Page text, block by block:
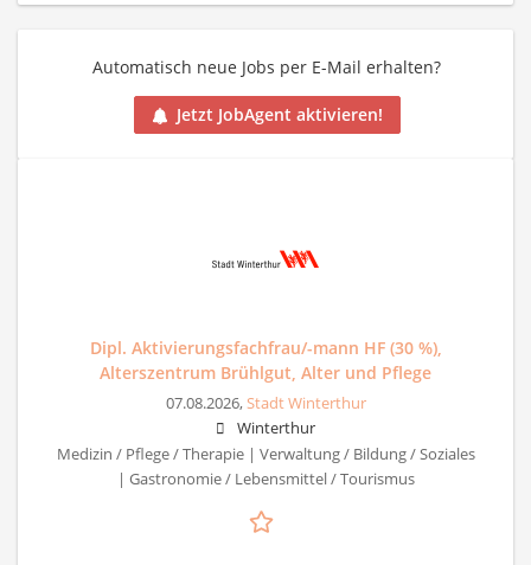
Automatisch neue Jobs per E-Mail erhalten?
Jetzt JobAgent aktivieren!
Dipl. Aktivierungsfachfrau/-mann HF (30 %),
Alterszentrum Brühlgut, Alter und Pflege
07.08.2026,Stadt Winterthur
Winterthur
Medizin / Pflege / Therapie | Verwaltung / Bildung / Soziales
| Gastronomie / Lebensmittel / Tourismus